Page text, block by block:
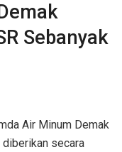
Sebanyak
Air Minum Demak
diberikan secara